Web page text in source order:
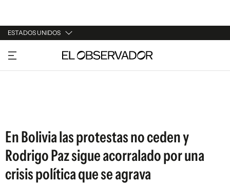
ESTADOS UNIDOS
URUGUAY
ARGENTINA
En Bolivia las protestas no ceden y
Rodrigo Paz sigue acorralado por una
crisis política que se agrava